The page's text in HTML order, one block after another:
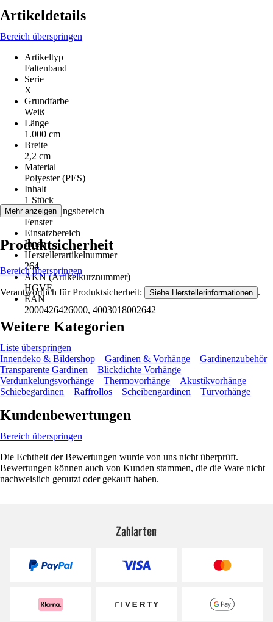
Artikeldetails
Bereich überspringen
Artikeltyp
Faltenband
Serie
X
Grundfarbe
Weiß
Länge
1.000 cm
Breite
2,2 cm
Material
Polyester (PES)
Inhalt
1 Stück
Anwendungsbereich
Fenster
Einsatzbereich
Innen
Herstellerartikelnummer
264
AKN (Artikelkurznummer)
HGVE
EAN
2000426426000, 4003018002642
Mehr anzeigen
Produktsicherheit
Bereich überspringen
Verantwortlich für Produktsicherheit: Siehe Herstellerinformationen .
Weitere Kategorien
Liste überspringen
Innendeko & Bildershop
Gardinen & Vorhänge
Gardinenzubehör
Transparente Gardinen
Blickdichte Vorhänge
Verdunkelungsvorhänge
Thermovorhänge
Akustikvorhänge
Schiebegardinen
Raffrollos Scheibengardinen Türvorhänge
Kundenbewertungen
Bereich überspringen
Die Echtheit der Bewertungen wurde von uns nicht überprüft.
Bewertungen können auch von Kunden stammen, die die Ware nicht
nachweislich genutzt oder gekauft haben.
Zahlarten